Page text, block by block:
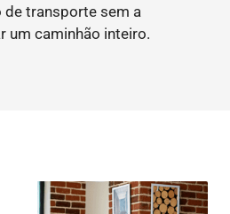
de transporte sem a
um caminhão inteiro.